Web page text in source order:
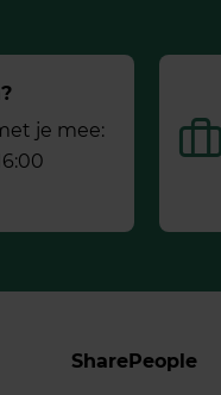
je mee:
SharePeople